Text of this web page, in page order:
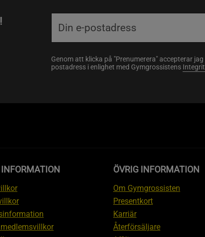
Genom att klicka på "Prenumerera" accepterar
postadress i enlighet med Gymgrossistens
ÖVRIG INFORMATION
Om Gymgrossisten
Presentkort
Karriär
Återförsäljare